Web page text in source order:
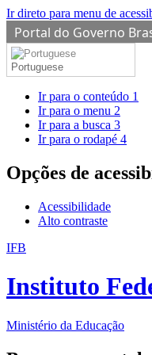
Ir direto para menu de
Portal do Governo
Portuguese
Ir para o conteúdo 1
Ir para o menu 2
Ir para a busca 3
Ir para o rodapé 4
Opções de
Acessibilidade
Alto contraste
IFB
Instituto
Ministério da Educação